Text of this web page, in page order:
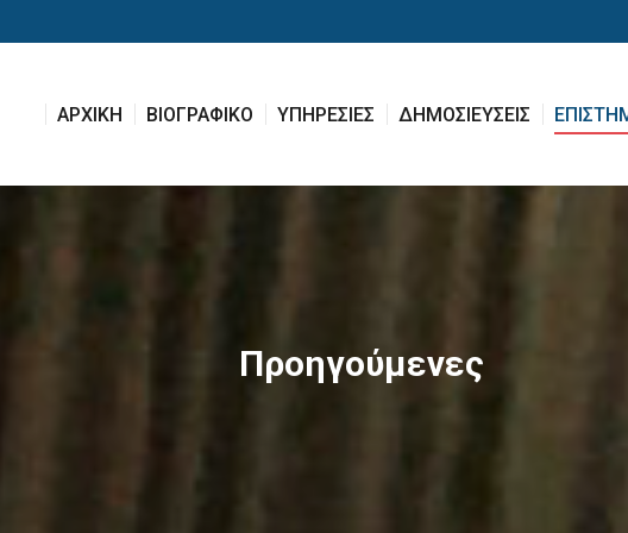
ΑΡΧΙΚΗ ΒΙΟΓΡΑΦΙΚΟ ΥΠΗΡΕΣΙΕΣ ΔΗΜΟΣΙΕΥΣΕΙΣ
Προηγούμενες